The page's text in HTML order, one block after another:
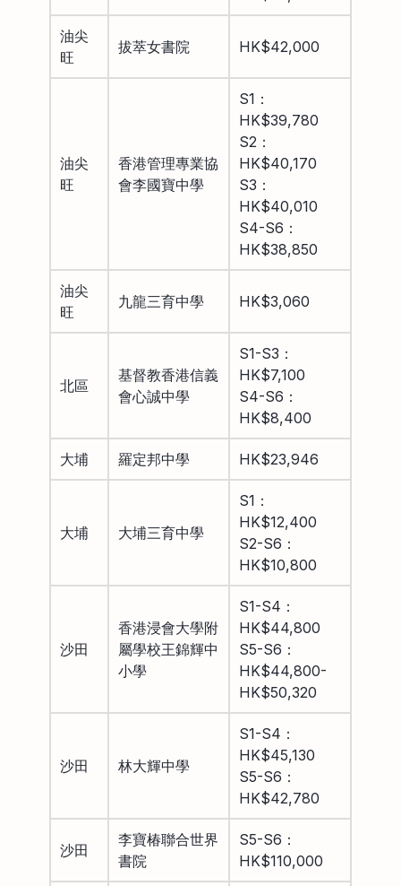
油尖
旺
拔萃女書院 HK$42,000
油尖
旺
香港管理專業協
會李國寶中學
S1：
HK$39,780
S2：
HK$40,170
S3：
HK$40,010
S4-S6：
HK$38,850
油尖
旺
九龍三育中學 HK$3,060
北區
基督教香港信義
會心誠中學
S1-S3：
HK$7,100
S4-S6：
HK$8,400
大埔 羅定邦中學 HK$23,946
大埔 大埔三育中學
S1：
HK$12,400
S2-S6：
HK$10,800
沙田
香港浸會大學附
屬學校王錦輝中
小學
S1-S4：
HK$44,800
S5-S6：
HK$44,800-
HK$50,320
沙田 林大輝中學
S1-S4：
HK$45,130
S5-S6：
HK$42,780
沙田
李寶椿聯合世界
書院
S5-S6：
HK$110,000